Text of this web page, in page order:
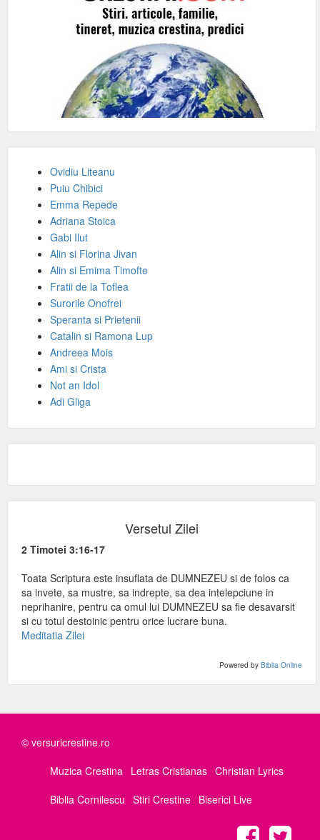
Ovidiu Liteanu
Puiu Chibici
Emma Repede
Adriana Stoica
Gabi Ilut
Alin si Florina Jivan
Alin si Emima Timofte
Fratii de la Toflea
Surorile Onofrei
Speranta si Prietenii
Catalin si Ramona Lup
Andreea Mois
Ami si Crista
Not an Idol
Adi Gliga
Versetul Zilei
2 Timotei 3:16-17
Toata Scriptura este insuflata de DUMNEZEU si de folos ca
sa invete, sa mustre, sa indrepte, sa dea intelepciune in
neprihanire, pentru ca omul lui DUMNEZEU sa fie desavarsit
si cu totul destoinic pentru orice lucrare buna.
Meditatia Zilei
Powered by Biblia Online
© versuricrestine.ro
Muzica Crestina Letras Cristianas Christian Lyrics
Biblia Cornilescu Stiri Crestine Biserici Live